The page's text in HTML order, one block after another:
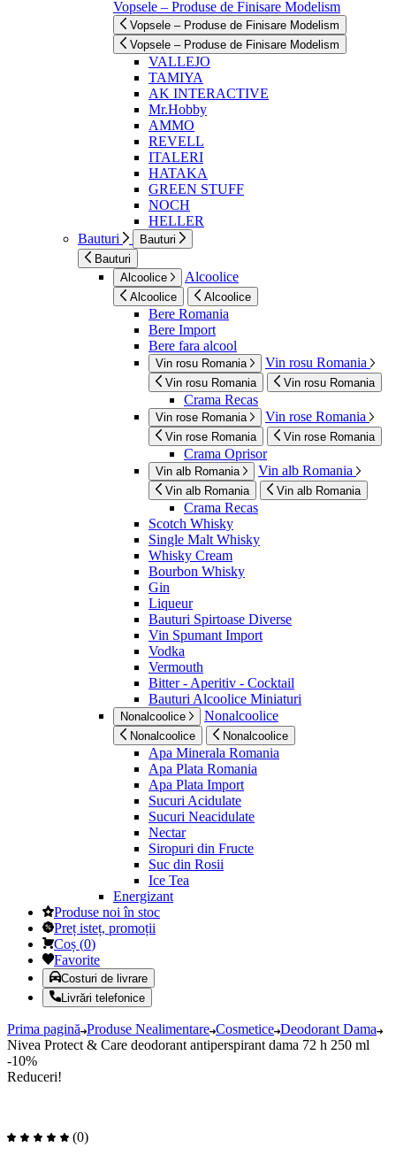
Vopsele – Produse de Finisare Modelism
Vopsele – Produse de Finisare Modelism
Vopsele – Produse de Finisare Modelism
VALLEJO
TAMIYA
AK INTERACTIVE
Mr.Hobby
AMMO
REVELL
ITALERI
HATAKA
GREEN STUFF
NOCH
HELLER
Bauturi
Bauturi
Bauturi
Alcoolice
Alcoolice
Alcoolice Alcoolice
Bere Romania
Bere Import
Bere fara alcool
Vin rosu Romania Vin rosu Romania
Vin rosu Romania Vin rosu Romania
Crama Recas
Vin rose Romania Vin rose Romania
Vin rose Romania Vin rose Romania
Crama Oprisor
Vin alb Romania Vin alb Romania
Vin alb Romania Vin alb Romania
Crama Recas
Scotch Whisky
Single Malt Whisky
Whisky Cream
Bourbon Whisky
Gin
Liqueur
Bauturi Spirtoase Diverse
Vin Spumant Import
Vodka
Vermouth
Bitter - Aperitiv - Cocktail
Bauturi Alcoolice Miniaturi
Nonalcoolice Nonalcoolice
Nonalcoolice Nonalcoolice
Apa Minerala Romania
Apa Plata Romania
Apa Plata Import
Sucuri Acidulate
Sucuri Neacidulate
Nectar
Siropuri din Fructe
Suc din Rosii
Ice Tea
Energizant
Produse noi în stoc
Preț isteț, promoții
Coș (0)
Favorite
Costuri de livrare
Livrări telefonice
Prima pagină Produse Nealimentare Cosmetice Deodorant Dama
Nivea Protect & Care deodorant antiperspirant dama 72 h 250 ml
-10%
Reduceri!
(0)